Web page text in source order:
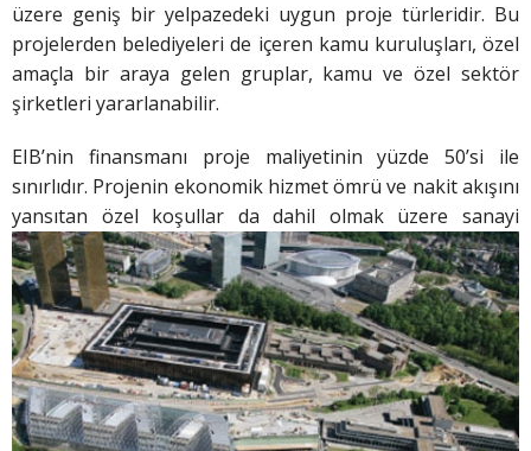
üzere geniş bir yelpazedeki uygun proje türleridir. Bu
projelerden belediyeleri de içeren kamu kuruluşları, özel
amaçla bir araya gelen gruplar, kamu ve özel sektör
şirketleri yararlanabilir.
EIB’nin finansmanı proje maliyetinin yüzde 50’si ile
sınırlıdır. Projenin ekonomik hizmet ömrü ve nakit akışını
yansıtan özel koşullar da dahil olmak üzere sanayi